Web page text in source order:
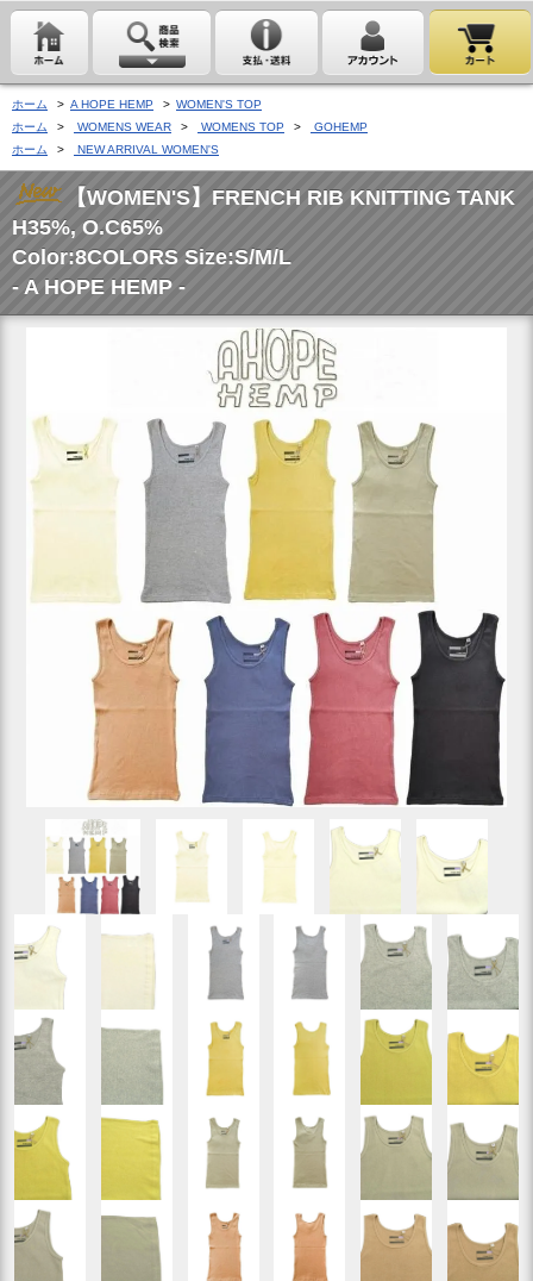
ホーム > A HOPE HEMP > WOMEN'S TOP
ホーム
> WOMENS WEAR > WOMENS TOP >
GOHEMP
ホーム
> NEW ARRIVAL WOMEN'S
【WOMEN'S】FRENCH RIB KNITTING TANK
H35%, O.C65%
Color:8COLORS Size:S/M/L
- A HOPE HEMP -